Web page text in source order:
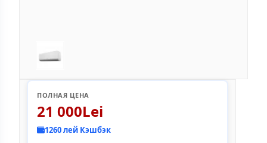
ПОЛНАЯ ЦЕНА
21 000Lei
1260 лей Кэшбэк